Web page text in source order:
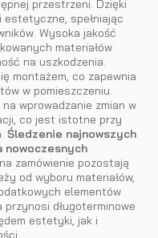
przestrzeni. Dzięki
spełniając
Wysoka jakość
materiałów
na uszkodzenia.
montażem, co zapewnia
w pomieszczeniu.
wprowadzanie zmian w
co jest istotne przy
Śledzenie najnowszych
nowoczesnych
zamówienie pozostają
od wyboru materiałów,
elementów
długoterminowe
estetyki, jak i